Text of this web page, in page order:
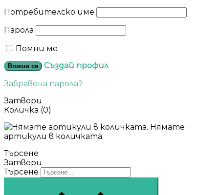
Потребителско име
Парола
Помни ме
Впиши се
Създай профил
Забравена парола?
Затвори
Количка (0)
Нямате
артикули в количката.
Търсене
Затвори
Търсене